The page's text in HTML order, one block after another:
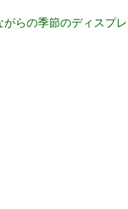
らの季節のディスプ